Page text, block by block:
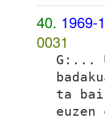
40. 1969-
0031
G:...
ta bai